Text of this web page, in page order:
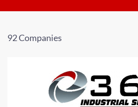
92 Companies